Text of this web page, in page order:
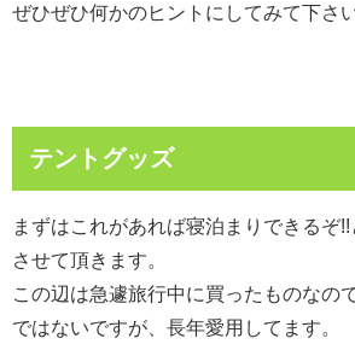
ぜひぜひ何かのヒントにしてみて下さ
テントグッズ
まずはこれがあれば寝泊まりできるぞ
させて頂きます。
この辺は急遽旅行中に買ったものなの
ではないですが、長年愛用してます。